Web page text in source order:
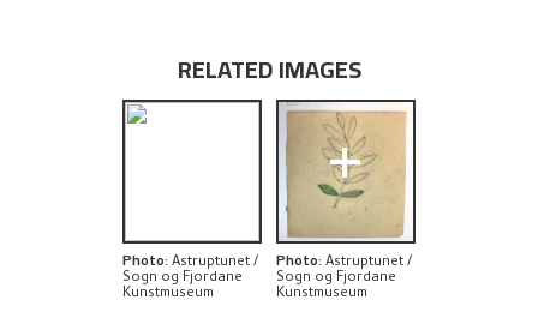
RELATED IMAGES
Photo: Astruptunet /
Sogn og Fjordane
Kunstmuseum
+
Photo: Astruptunet /
Sogn og Fjordane
Kunstmuseum